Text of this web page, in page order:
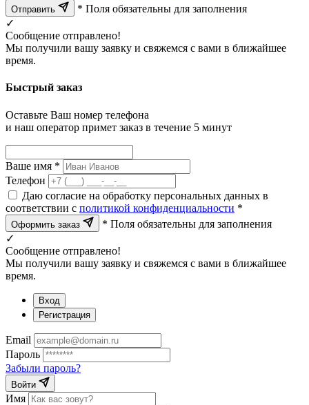
Отправить
* Поля обязательны для заполнения
✓
Сообщение отправлено!
Мы получили вашу заявку и свяжемся с вами в ближайшее
время.
Быстрый заказ
Оставьте Ваш номер телефона
и наш оператор примет заказ в течение 5 минут
Ваше имя *
Телефон
Даю согласие на обработку персональных данных в
соответствии с политикой конфиденциальности *
Оформить заказ
* Поля обязательны для заполнения
✓
Сообщение отправлено!
Мы получили вашу заявку и свяжемся с вами в ближайшее
время.
Вход
Регистрация
Email
Пароль
Забыли пароль?
Войти
Имя